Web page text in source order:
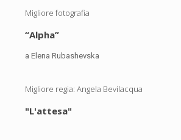
Migliore fotografia
“Alpha”
a Elena Rubashevska
Migliore regia: Angela Bevilacqua
"L'attesa"